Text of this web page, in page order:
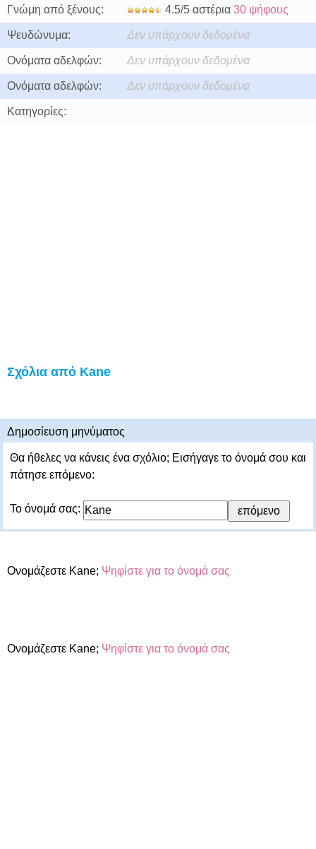
Γνώμη από ξένους: 4.5/5 αστέρια 30 ψήφους
Ψευδώνυμα: Δεν υπάρχουν δεδομένα
Ονόματα αδελφών: Δεν υπάρχουν δεδομένα
Ονόματα αδελφών: Δεν υπάρχουν δεδομένα
Κατηγορίες:
Σχόλια από Kane
Δημοσίευση μηνύματος
Θα ήθελες να κάνεις ένα σχόλιο; Εισήγαγε το όνομά σου και
πάτησε επόμενο:
Το όνομά σας:
Ονομάζεστε Kane; Ψηφίστε για το όνομά σας
Ονομάζεστε Kane; Ψηφίστε για το όνομά σας